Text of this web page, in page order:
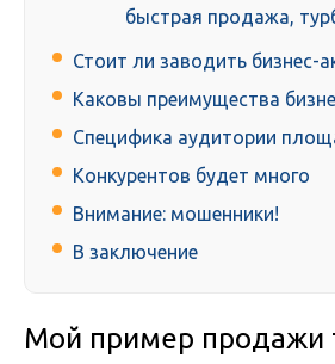
быстрая продажа,
Стоит ли заводить бизнес-
Каковы преимущества
Специфика аудитории
Конкурентов будет много
Внимание: мошенники!
В заключение
Мой пример продажи